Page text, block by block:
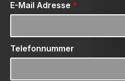
E-Mail Adresse *
Telefonnummer